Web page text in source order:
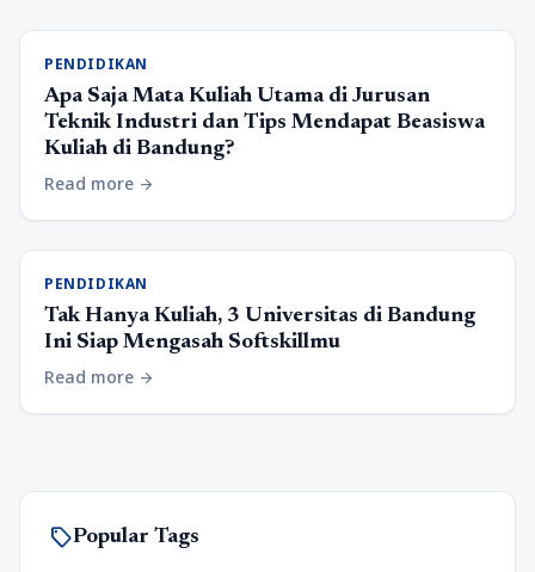
PENDIDIKAN
Apa Saja Mata Kuliah Utama di Jurusan
Teknik Industri dan Tips Mendapat Beasiswa
Kuliah di Bandung?
Read more arrow_forward
PENDIDIKAN
Tak Hanya Kuliah, 3 Universitas di Bandung
Ini Siap Mengasah Softskillmu
Read more arrow_forward
sellPopular Tags